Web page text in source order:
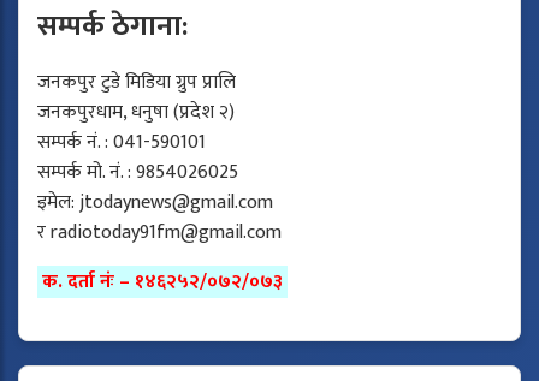
सम्पर्क ठेगाना:
जनकपुर टुडे मिडिया ग्रुप प्रालि
जनकपुरधाम, धनुषा (प्रदेश २)
सम्पर्क नं. : 041-590101
सम्पर्क मो. नं. : 9854026025
इमेल:jtodaynews@gmail.com
रradiotoday91fm@gmail.com
क. दर्ता नंः – १४६२५२/०७२/०७३